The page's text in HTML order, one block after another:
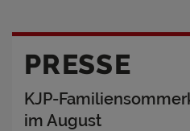
PRESSE
KJP-
im August